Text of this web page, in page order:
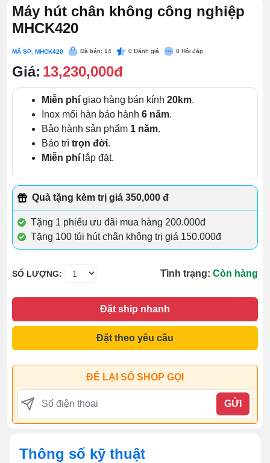
Máy hút chân không công nghiệp
MHCK420
MÃ SP: MHCK420 Đã bán: 14 0 Đánh giá 0 Hỏi đáp
Giá: 13,230,000đ
Miễn phí giao hàng bán kính 20km.
Inox mối hàn bảo hành 6 năm.
Bảo hành sản phẩm 1 năm.
Bảo trì trọn đời.
Miễn phí lắp đặt.
Quà tặng kèm trị giá 350,000 đ
Tặng 1 phiếu ưu đãi mua hàng 200.000đ
Tặng 100 túi hút chân không trị giá 150.000đ
SỐ LƯỢNG: Tình trạng: Còn hàng
Đặt ship nhanh
Đặt theo yêu cầu
ĐỂ LẠI SỐ SHOP GỌI
GỬI
Thông số kỹ thuật